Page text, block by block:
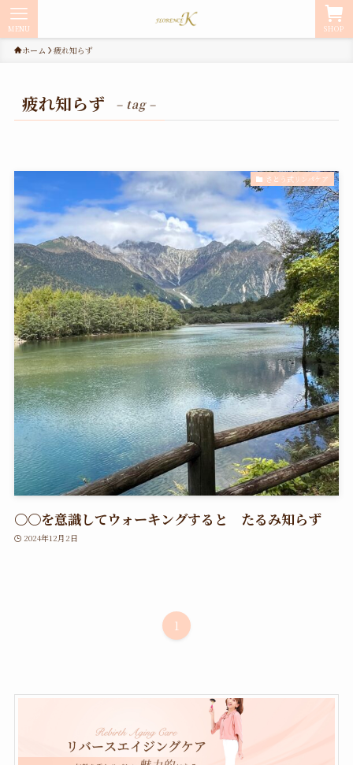
SHOP
MENU
ホーム 疲れ知らず
疲れ知らず – tag –
さとう式リンパケア
〇〇を意識してウォーキングすると たるみ知らず
2024年12月2日
1